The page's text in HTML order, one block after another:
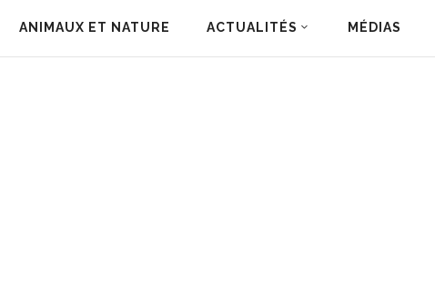
ANIMAUX ET NATURE ACTUALITÉS MÉDIAS